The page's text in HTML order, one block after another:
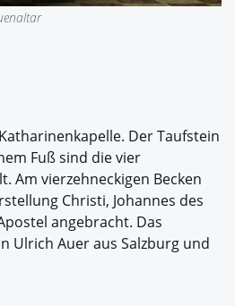
Der Taufstein
Fuß sind die vier
Am vierzehneckigen Becken
Christi, Johannes des
angebracht. Das
Ulrich Auer aus Salzburg und